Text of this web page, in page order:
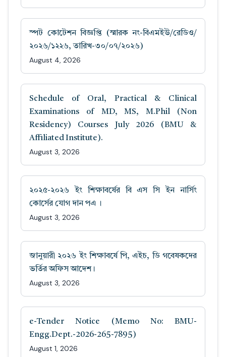
স্পট কোটেশন বিজ্ঞপ্তি (স্মারক নং-বিএমইউ/রেডিও/
২০২৬/১২২৬, তারিখ-৩০/০৭/২০২৬)
August 4, 2026
Schedule of Oral, Practical & Clinical
Examinations of MD, MS, M.Phil (Non
Residency) Courses July 2026 (BMU &
Affiliated Institute).
August 3, 2026
২০২৫-২০২৬ ইং শিক্ষাবর্ষের বি এস সি ইন নার্সিং
কোর্সের যোগ দান পএ ।
August 3, 2026
জানুয়ারী ২০২৬ ইং শিক্ষাবর্ষে পি, এইচ, ডি গবেষকদের
ভর্তির অফিস আদেশ।
August 3, 2026
e-Tender Notice (Memo No: BMU-
Engg.Dept.-2026-265-7895)
August 1, 2026